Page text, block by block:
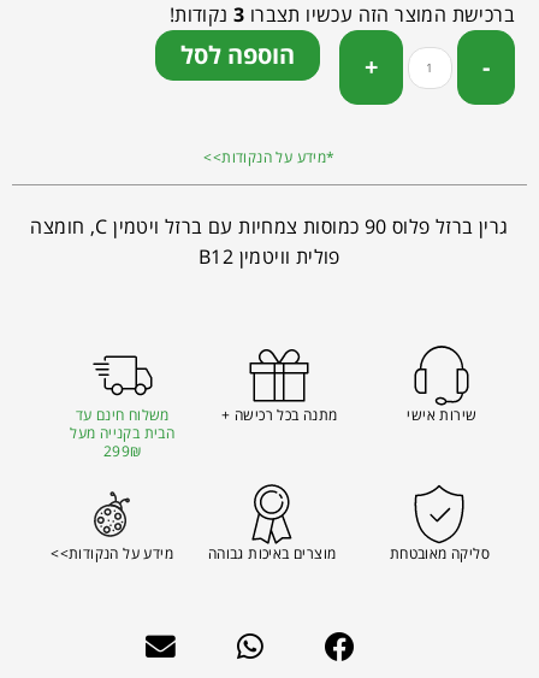
ברכישת המוצר הזה עכשיו תצברו 3 נקודות!
הוספה לסל
*מידע על הנקודות>>
גרין ברזל פלוס 90 כמוסות צמחיות עם ברזל ויטמין C, חומצה
פולית וויטמין B12
שירות אישי מתנה בכל רכישה +
משלוח חינם עד
הבית בקנייה מעל
299₪
סליקה מאובטחת מוצרים באיכות גבוהה מידע על הנקודות>>